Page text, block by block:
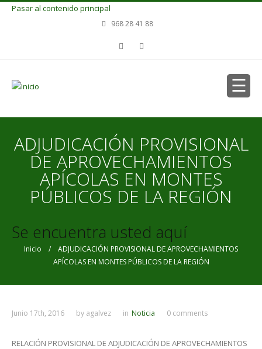
Pasar al contenido principal
968 28 41 88
ADJUDICACIÓN PROVISIONAL
DE APROVECHAMIENTOS
APÍCOLAS EN MONTES
PÚBLICOS DE LA REGIÓN
Se encuentra usted aquí
Inicio / ADJUDICACIÓN PROVISIONAL DE APROVECHAMIENTOS
APÍCOLAS EN MONTES PÚBLICOS DE LA REGIÓN
Junio 17th, 2016 by agalvez in Noticia 0 comments
RELACIÓN PROVISIONAL DE ADJUDICACIÓN DE APROVECHAMIENTOS